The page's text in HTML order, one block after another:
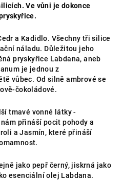
Ve vůni je dokonce
a Kadidlo. Všechny tři silice
náladu. Důležitou jeho
pryskyřice Labdana, aneb
je jednou z
vůbec. Od silně ambrové se
čokoládové.
tmavé vonné látky -
přináší pocit pohody a
a Jasmín, které přináší
jako pepř černý, jiskrná jako
esenciální olej Labdana.